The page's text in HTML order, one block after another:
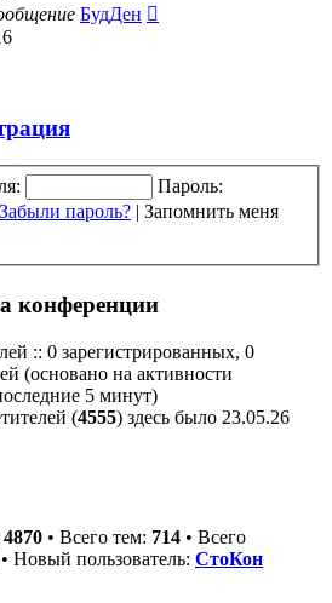
БудДен
Пароль:
Забыли пароль? | Запомнить меня
конференции
:: 0 зарегистрированных, 0
(основано на активности
5 минут)
(4555) здесь было 23.05.26
4870 • Всего тем: 714 • Всего
• Новый пользователь: СтоКон